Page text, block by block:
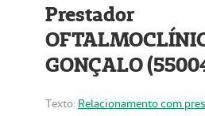
Prestador
GONÇALO
Texto: Relacionamento com